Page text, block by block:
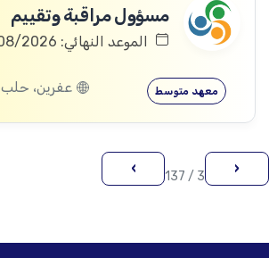
مسؤول مراقبة وتقييم
الموعد النهائي: 08/08/2026
معهد متوسط عفرين، حلب
‹
3 / 137
›